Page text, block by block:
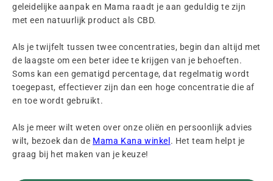
geleidelijke aanpak en Mama raadt je aan geduldig te zijn
met een natuurlijk product als CBD.
Als je twijfelt tussen twee concentraties, begin dan altijd met
de laagste om een beter idee te krijgen van je behoeften.
Soms kan een gematigd percentage, dat regelmatig wordt
toegepast, effectiever zijn dan een hoge concentratie die af
en toe wordt gebruikt.
Als je meer wilt weten over onze oliën en persoonlijk advies
wilt, bezoek dan de Mama Kana winkel . Het team helpt je
graag bij het maken van je keuze!